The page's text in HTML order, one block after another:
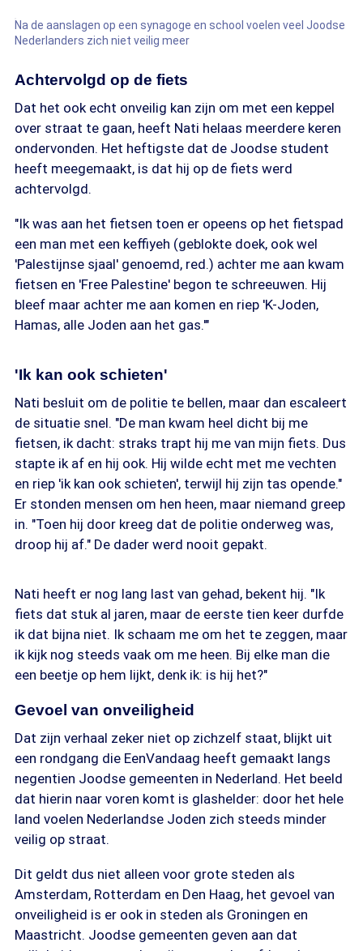
Na de aanslagen op een synagoge en school voelen veel Joodse
Nederlanders zich niet veilig meer
Achtervolgd op de fiets
Dat het ook echt onveilig kan zijn om met een keppel
over straat te gaan, heeft Nati helaas meerdere keren
ondervonden. Het heftigste dat de Joodse student
heeft meegemaakt, is dat hij op de fiets werd
achtervolgd.
"Ik was aan het fietsen toen er opeens op het fietspad
een man met een keffiyeh (geblokte doek, ook wel
'Palestijnse sjaal' genoemd, red.) achter me aan kwam
fietsen en 'Free Palestine' begon te schreeuwen. Hij
bleef maar achter me aan komen en riep 'K-Joden,
Hamas, alle Joden aan het gas.'"
'Ik kan ook schieten'
Nati besluit om de politie te bellen, maar dan escaleert
de situatie snel. "De man kwam heel dicht bij me
fietsen, ik dacht: straks trapt hij me van mijn fiets. Dus
stapte ik af en hij ook. Hij wilde echt met me vechten
en riep 'ik kan ook schieten', terwijl hij zijn tas opende."
Er stonden mensen om hen heen, maar niemand greep
in. "Toen hij door kreeg dat de politie onderweg was,
droop hij af." De dader werd nooit gepakt.
Nati heeft er nog lang last van gehad, bekent hij. "Ik
fiets dat stuk al jaren, maar de eerste tien keer durfde
ik dat bijna niet. Ik schaam me om het te zeggen, maar
ik kijk nog steeds vaak om me heen. Bij elke man die
een beetje op hem lijkt, denk ik: is hij het?"
Gevoel van onveiligheid
Dat zijn verhaal zeker niet op zichzelf staat, blijkt uit
een rondgang die EenVandaag heeft gemaakt langs
negentien Joodse gemeenten in Nederland. Het beeld
dat hierin naar voren komt is glashelder: door het hele
land voelen Nederlandse Joden zich steeds minder
veilig op straat.
Dit geldt dus niet alleen voor grote steden als
Amsterdam, Rotterdam en Den Haag, het gevoel van
onveiligheid is er ook in steden als Groningen en
Maastricht. Joodse gemeenten geven aan dat